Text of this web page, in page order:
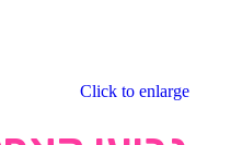
Click to enlarge